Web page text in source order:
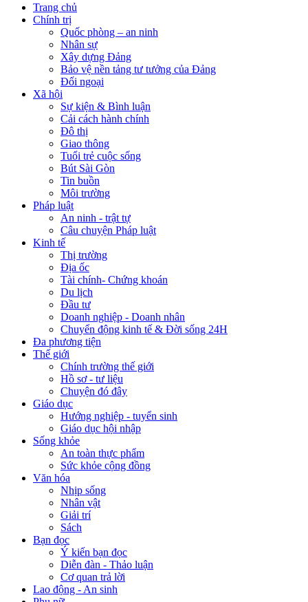
Trang chủ
Chính trị
Quốc phòng – an ninh
Nhân sự
Xây dựng Đảng
Bảo vệ nền tảng tư tưởng của Đảng
Đối ngoại
Xã hội
Sự kiện & Bình luận
Cải cách hành chính
Đô thị
Giao thông
Tuổi trẻ cuộc sống
Bút Sài Gòn
Tin buồn
Môi trường
Pháp luật
An ninh - trật tự
Câu chuyện Pháp luật
Kinh tế
Thị trường
Địa ốc
Tài chính- Chứng khoán
Du lịch
Đầu tư
Doanh nghiệp - Doanh nhân
Chuyển động kinh tế & Đời sống 24H
Đa phương tiện
Thế giới
Chính trường thế giới
Hồ sơ - tư liệu
Chuyện đó đây
Giáo dục
Hướng nghiệp - tuyển sinh
Giáo dục hội nhập
Sống khỏe
An toàn thực phẩm
Sức khỏe cộng đồng
Văn hóa
Nhịp sống
Nhân vật
Giải trí
Sách
Bạn đọc
Ý kiến bạn đọc
Diễn đàn - Thảo luận
Cơ quan trả lời
Lao động - An sinh